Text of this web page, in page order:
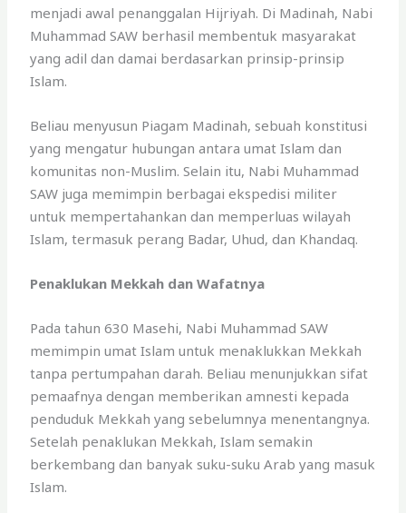
menjadi awal penanggalan Hijriyah. Di Madinah, Nabi
Muhammad SAW berhasil membentuk masyarakat
yang adil dan damai berdasarkan prinsip-prinsip
Islam.
Beliau menyusun Piagam Madinah, sebuah konstitusi
yang mengatur hubungan antara umat Islam dan
komunitas non-Muslim. Selain itu, Nabi Muhammad
SAW juga memimpin berbagai ekspedisi militer
untuk mempertahankan dan memperluas wilayah
Islam, termasuk perang Badar, Uhud, dan Khandaq.
Penaklukan Mekkah dan Wafatnya
Pada tahun 630 Masehi, Nabi Muhammad SAW
memimpin umat Islam untuk menaklukkan Mekkah
tanpa pertumpahan darah. Beliau menunjukkan sifat
pemaafnya dengan memberikan amnesti kepada
penduduk Mekkah yang sebelumnya menentangnya.
Setelah penaklukan Mekkah, Islam semakin
berkembang dan banyak suku-suku Arab yang masuk
Islam.